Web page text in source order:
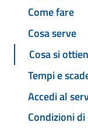
Come fare
Cosa serve
Cosa si
Tempi e
Accedi al
Condizioni